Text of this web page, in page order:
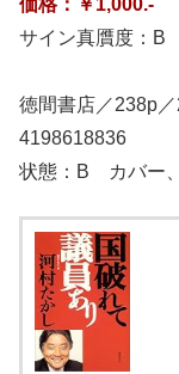
価格：￥1,000.-
サイン真贋度：B
徳間書店／238p
4198618836
状態：B カバー